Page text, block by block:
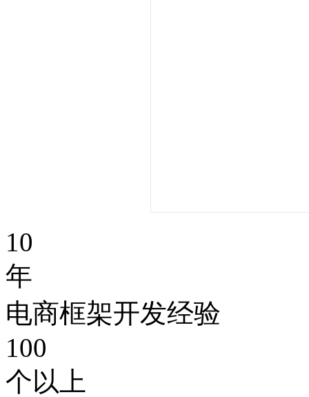
10
年
电商框架开发经验
100
个以上